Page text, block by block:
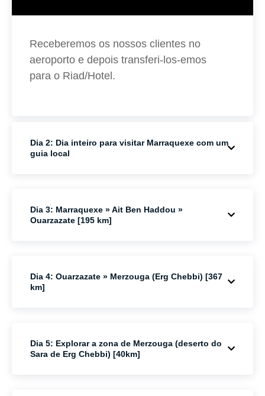
Receberemos os nossos clientes no
aeroporto e depois transferi-los-emos
para o Riad/Hotel.
Dia 2: Dia inteiro para visitar Marraquexe com um
guia local
Dia 3: Marraquexe » Ait Ben Haddou »
Ouarzazate [195 km]
Dia 4: Ouarzazate » Merzouga (Erg Chebbi) [367
km]
Dia 5: Explorar a zona de Merzouga (deserto do
Sara de Erg Chebbi) [40km]